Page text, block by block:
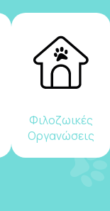
Φιλοζωικές
Οργανώσεις